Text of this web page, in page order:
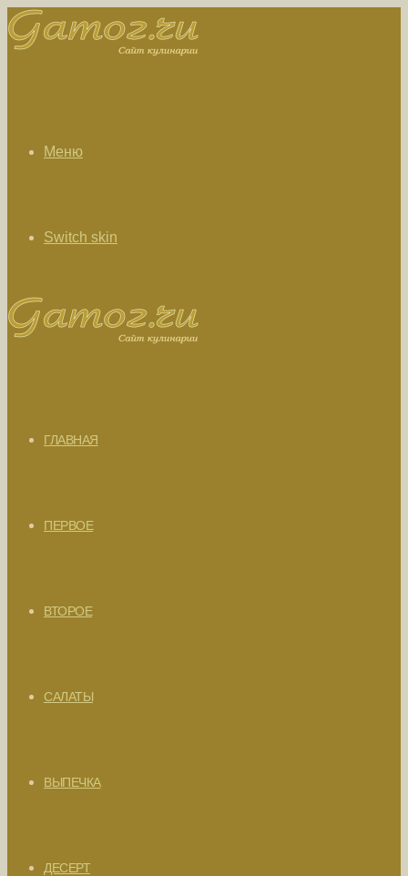
Меню
Switch skin
ГЛАВНАЯ
ПЕРВОЕ
ВТОРОЕ
САЛАТЫ
ВЫПЕЧКА
ДЕСЕРТ